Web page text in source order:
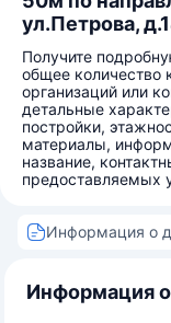
ул.Петрова,
Получите
общее количество
организаций или
детальные
постройки,
материалы,
название,
предоставляемых
Информация о
Информация